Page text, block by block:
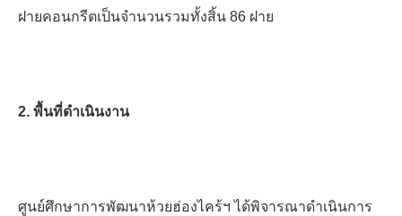
ฝายคอนกรีตเป็นจำนวนรวมทั้งสิ้น 86 ฝาย
2. พื้นที่ดำเนินงาน
ศูนย์ศึกษาการพัฒนาห้วยฮ่องไคร้ฯ ได้พิจารณาดำเนินการ